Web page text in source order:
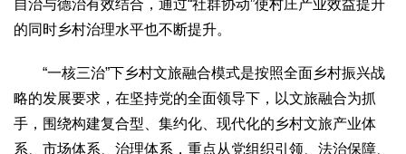
自治与德治有效结合，通过“社群协动”使村庄产业效益提升
的同时乡村治理水平也不断提升。
“一核三治”下乡村文旅融合模式是按照全面乡村振兴战
略的发展要求，在坚持党的全面领导下，以文旅融合为抓
手，围绕构建复合型、集约化、现代化的乡村文旅产业体
系、市场体系、治理体系，重点从党组织引领、法治保障、